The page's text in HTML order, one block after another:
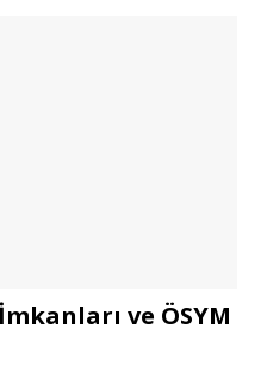
ve ÖSYM